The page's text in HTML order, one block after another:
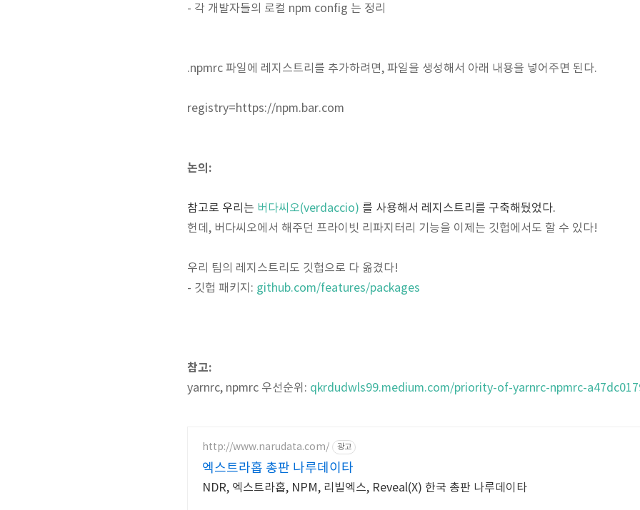
- 각 개발자들의 로컬 npm config 는 정리
.npmrc 파일에 레지스트리를 추가하려면, 파일을 생성해서 아래 내용을 넣어주면 된다.
registry=https://npm.bar.com
논의:
참고로 우리는 버다씨오(verdaccio) 를 사용해서 레지스트리를 구축해뒀었다.
헌데, 버다씨오에서 해주던 프라이빗 리파지터리 기능을 이제는 깃헙에서도 할 수 있다!
우리 팀의 레지스트리도 깃헙으로 다 옮겼다!
- 깃헙 패키지: github.com/features/packages
참고:
yarnrc, npmrc 우선순위: qkrdudwls99.medium.com/priority-of-yarnrc-npmrc-
http://www.narudata.com/ 광고
엑스트라홉 총판 나루데이타
NDR, 엑스트라홉, NPM, 리빌엑스, Reveal(X) 한국 총판 나루데이타